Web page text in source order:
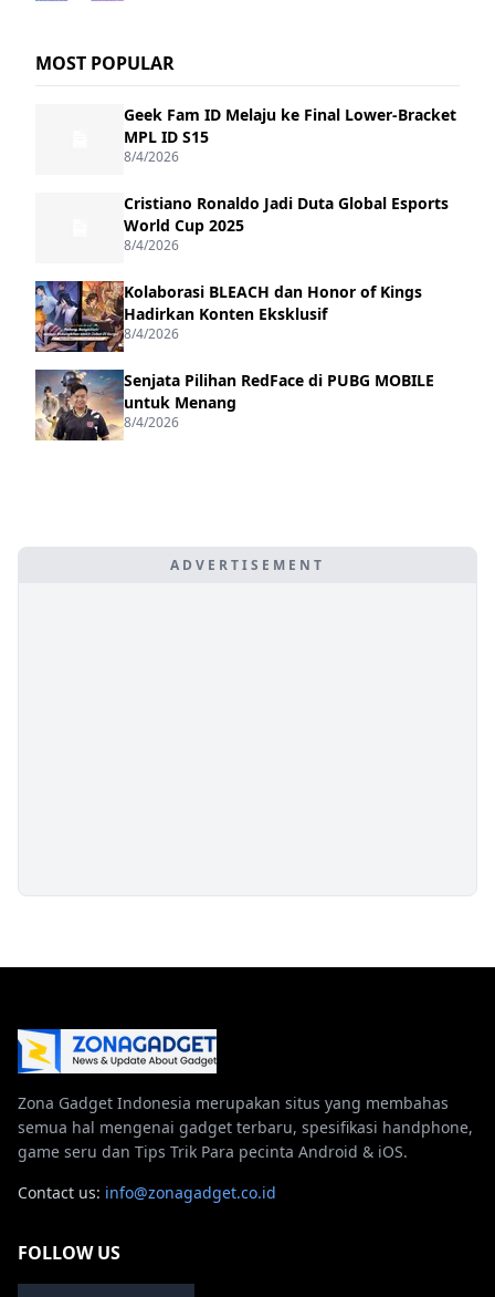
MOST POPULAR
Geek Fam ID Melaju ke Final Lower-Bracket
MPL ID S15
8/4/2026
Cristiano Ronaldo Jadi Duta Global Esports
World Cup 2025
8/4/2026
Kolaborasi BLEACH dan Honor of Kings
Hadirkan Konten Eksklusif
8/4/2026
Senjata Pilihan RedFace di PUBG MOBILE
untuk Menang
8/4/2026
ADVERTISEMENT
Zona Gadget Indonesia merupakan situs yang membahas
semua hal mengenai gadget terbaru, spesifikasi handphone,
game seru dan Tips Trik Para pecinta Android & iOS.
Contact us: info@zonagadget.co.id
FOLLOW US